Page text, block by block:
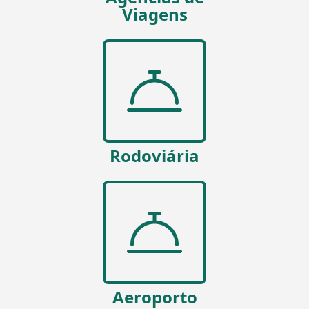
Viagens
Rodoviária
Aeroporto